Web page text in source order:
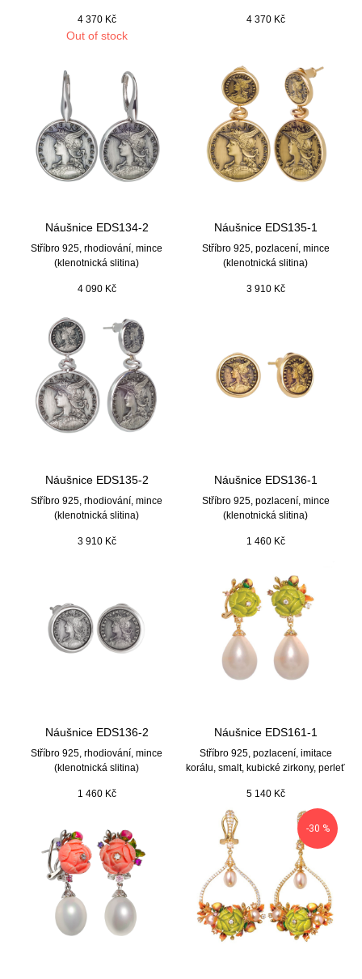
4 370 Kč
Out of stock
4 370 Kč
Náušnice EDS134-2
Stříbro 925, rhodiování, mince
(klenotnická slitina)
4 090 Kč
Náušnice EDS135-1
Stříbro 925, pozlacení, mince
(klenotnická slitina)
3 910 Kč
Náušnice EDS135-2
Stříbro 925, rhodiování, mince
(klenotnická slitina)
3 910 Kč
Náušnice EDS136-1
Stříbro 925, pozlacení, mince
(klenotnická slitina)
1 460 Kč
Náušnice EDS136-2
Stříbro 925, rhodiování, mince
(klenotnická slitina)
1 460 Kč
Náušnice EDS161-1
Stříbro 925, pozlacení, imitace
korálu, smalt, kubické zirkony, perleť
5 140 Kč
-30 %